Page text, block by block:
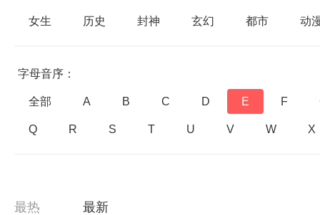
女生 历史 封神 玄幻 都市 动
字母音序：
全部 A B C D E F
Q R S T U V W X
最热 最新